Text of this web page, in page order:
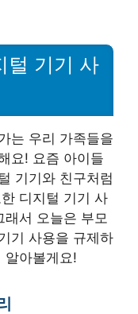
털 기기 사
는 우리 가족들을
요! 요즘 아이들
기기와 친구처럼
디지털 기기 사
래서 오늘은 부모
기 사용을 규제하
알아볼게요!